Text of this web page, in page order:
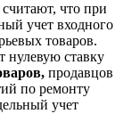
что при
учет входного
товаров.
нулевую ставку
продавцов
по ремонту
учет